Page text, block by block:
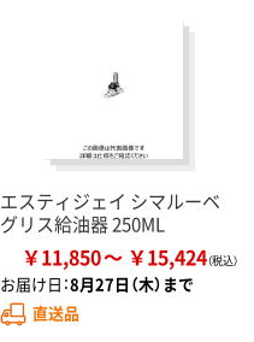
エスティジェイ シマルーベ
グリス給油器 250ML
￥11,850 ￥15,424
お届け日：8月27日（木）まで
直送品